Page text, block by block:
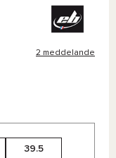
2 meddelande
39.5